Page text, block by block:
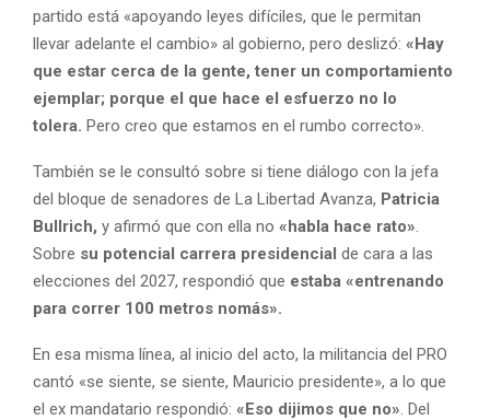
partido está «apoyando leyes difíciles, que le permitan
llevar adelante el cambio» al gobierno, pero deslizó: «Hay
que estar cerca de la gente, tener un comportamiento
ejemplar; porque el que hace el esfuerzo no lo
tolera. Pero creo que estamos en el rumbo correcto».
También se le consultó sobre si tiene diálogo con la jefa
del bloque de senadores de La Libertad Avanza, Patricia
Bullrich, y afirmó que con ella no «habla hace rato».
Sobre su potencial carrera presidencial de cara a las
elecciones del 2027, respondió que estaba «entrenando
para correr 100 metros nomás».
En esa misma línea, al inicio del acto, la militancia del PRO
cantó «se siente, se siente, Mauricio presidente», a lo que
el ex mandatario respondió: «Eso dijimos que no». Del